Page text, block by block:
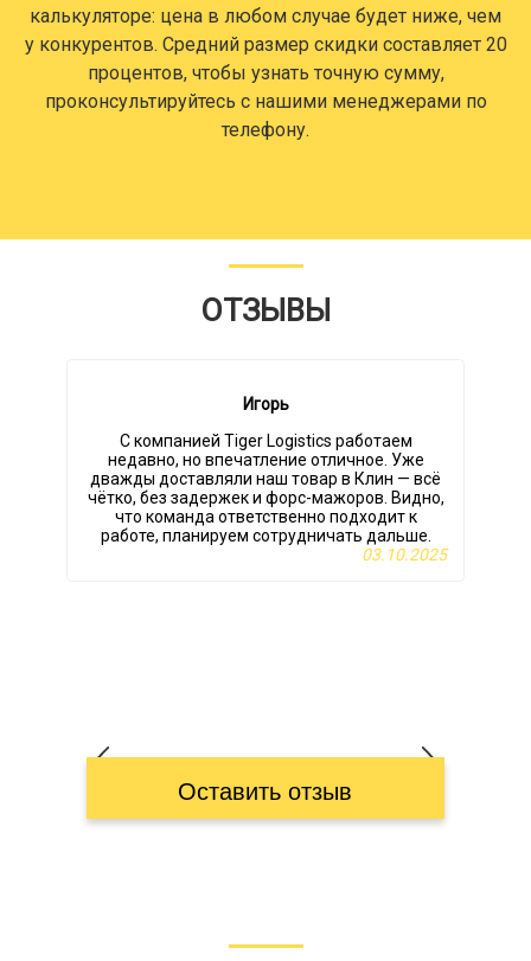
калькуляторе: цена в любом случае будет ниже, чем
у конкурентов. Средний размер скидки составляет 20
процентов, чтобы узнать точную сумму,
проконсультируйтесь с нашими менеджерами по
телефону.
ОТЗЫВЫ
Игорь
С компанией Tiger Logistics работаем
недавно, но впечатление отличное. Уже
дважды доставляли наш товар в Клин — всё
чётко, без задержек и форс-мажоров. Видно,
что команда ответственно подходит к
работе, планируем сотрудничать дальше.
03.10.2025
Оставить отзыв